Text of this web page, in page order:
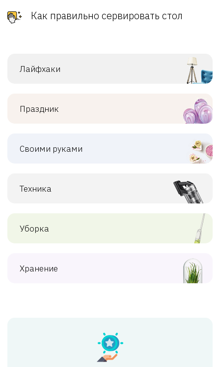
Как правильно сервировать стол
Лайфхаки
Праздник
Своими руками
Техника
Уборка
Хранение